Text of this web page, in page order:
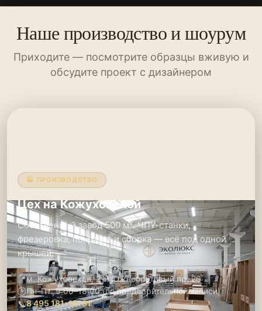
Наше производство и шоурум
Приходите — посмотрите образцы вживую и
обсудите проект с дизайнером
🏭 ПРОИЗВОДСТВО
Цех на Кожуховской
Собственный завод 500 м². ЧПУ-станки,
фрезеровка, покраска и сборка — всё под одной
крышей.
📍м. Кожуховская, 2-й Южнопортовый пр. 26
🕑Пн–Пт: 9:00–18:00 (по предварительной записи)
📞8 495 181-19-91